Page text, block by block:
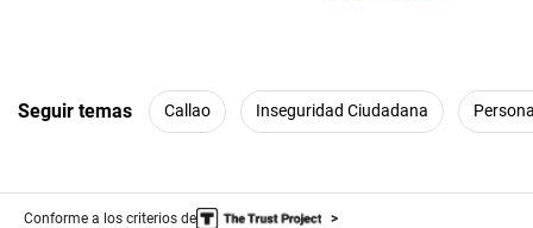
Seguir temas Callao Inseguridad Ciudadana
Conforme a los criterios de